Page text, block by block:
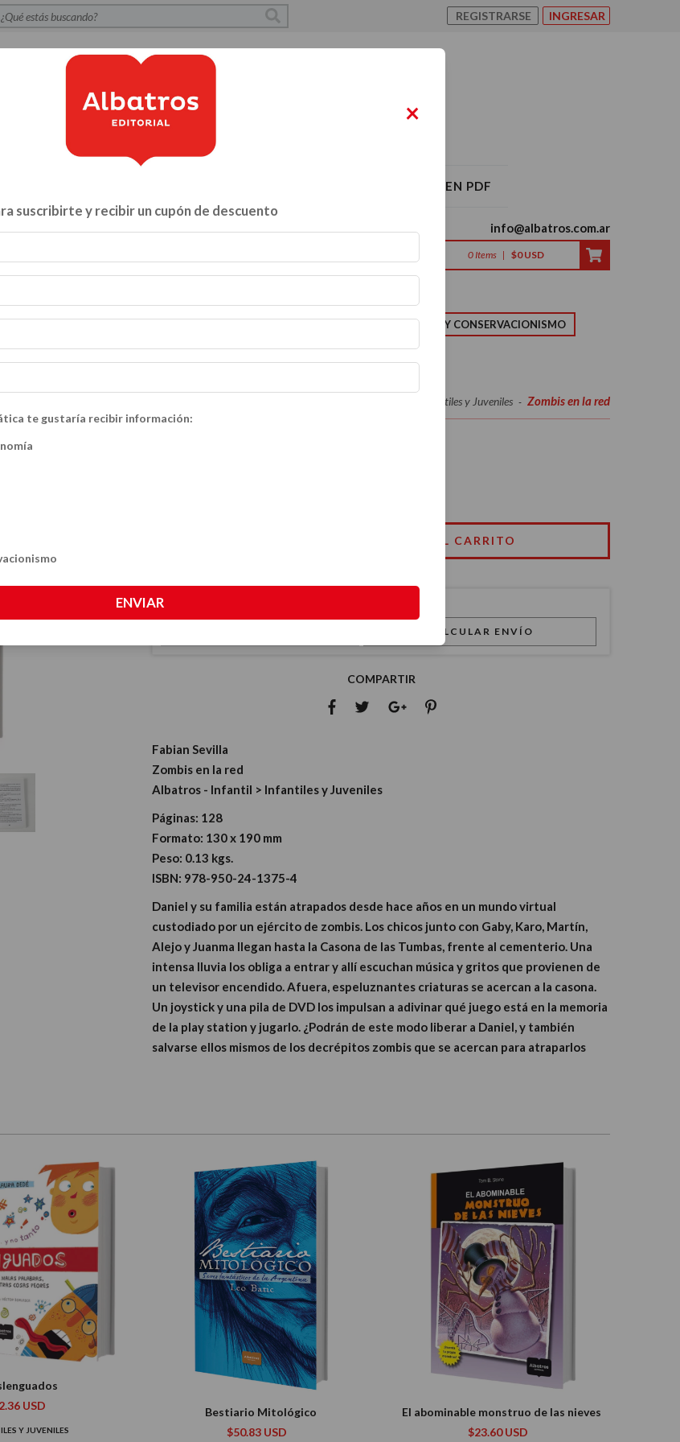
REGISTRARSE INGRESAR
CATÁLOGO ALBATROS 2026 EN PDF
info@albatros.com.ar
0 Items | $0 USD
NATURALEZA Y CONSERVACIONISMO
Infantiles y Juveniles - Zombis en la red
CALCULÁ EL COSTO DE TU ENVÍO
CALCULAR ENVÍO
COMPARTIR
Fabian Sevilla
Zombis en la red
Albatros - Infantil > Infantiles y Juveniles
Páginas: 128
Formato: 130 x 190 mm
Peso: 0.13 kgs.
ISBN: 978-950-24-1375-4
Daniel y su familia están atrapados desde hace años en un mundo virtual
custodiado por un ejército de zombis. Los chicos junto con Gaby, Karo, Martín,
Alejo y Juanma llegan hasta la Casona de las Tumbas, frente al cementerio. Una
intensa lluvia los obliga a entrar y allí escuchan música y gritos que provienen de
un televisor encendido. Afuera, espeluznantes criaturas se acercan a la casona.
Un joystick y una pila de DVD los impulsan a adivinar qué juego está en la memoria
de la play station y jugarlo. ¿Podrán de este modo liberar a Daniel, y también
salvarse ellos mismos de los decrépitos zombis que se acercan para atraparlos
USD
Y JUVENILES
Bestiario Mitológico
$50.83 USD
El abominable monstruo de las nieves
$23.60 USD
×
suscribirte y recibir un cupón de descuento
te gustaría recibir información:
ENVIAR